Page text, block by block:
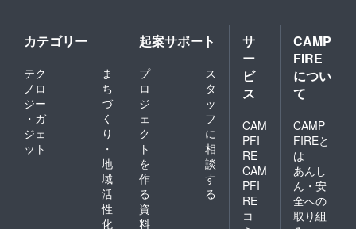
カテゴリー
テク
ノロ
ジー
・ガ
ジェ
ット
ま
ち
づ
く
り
・
地
域
活
性
化
起案サポート
プ
ロ
ジ
ェ
ク
ト
を
作
る
ス
タ
ッ
フ
に
相
談
す
る
資
料
サ
ー
ビ
ス
CAM
PFI
RE
CAM
PFI
RE
コ
CAMP
FIRE
につい
て
CAMP
FIREと
は
あんし
ん・安
全への
取り組